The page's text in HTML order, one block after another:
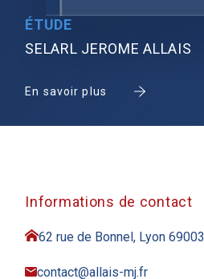
ÉTUDE
SELARL JEROME ALLAIS
En savoir plus
Informations de contact
62 rue de Bonnel, Lyon 69003
contact@allais-mj.fr